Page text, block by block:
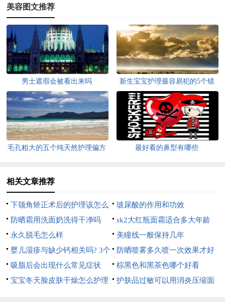
美容图文推荐
男士遮瑕会被看出来吗
新生宝宝护理最容易犯的5个错
误
毛孔粗大的五个纯天然护理偏方 最好看的鼻型有哪些
相关文章推荐
下颌角矫正术后的护理该怎么
办
玻尿酸的作用和功效
防晒霜用洗面奶洗得干净吗
sk2大红瓶面霜适合多大年龄
永久脱毛怎么样
美瞳线一般保持几年
婴儿湿疹与缺少钙相关吗? 3个
窍门护理婴儿湿疹效果好
防晒喷雾多久喷一次效果才好
吸脂后会出现什么常见症状
棕黑色和黑茶色哪个好看
宝宝冬天脸皮肤干燥怎么护理
护肤品过敏可以用消炎压缩面